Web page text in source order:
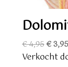
€4,95
prijs
€3,95
Verkocht